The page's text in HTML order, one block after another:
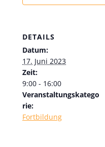
DETAILS
Datum:
17. Juni 2023
Zeit:
9:00 - 16:00
Veranstaltungskatego
rie:
Fortbildung